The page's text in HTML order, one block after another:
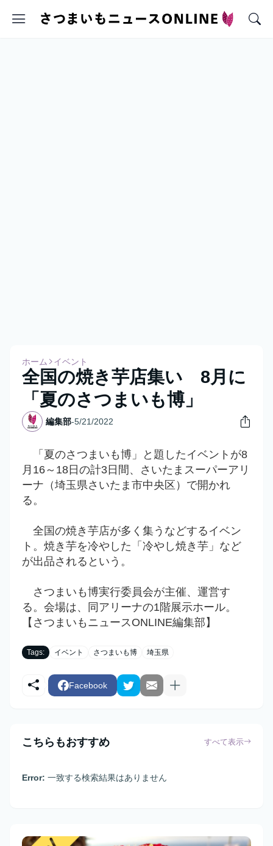
ホーム イベント
全国の焼き芋店集い 8月に
「夏のさつまいも博」
編集部-5/21/2022
「夏のさつまいも博」と題したイベントが8
月16～18日の計3日間、さいたまスーパーアリ
ーナ（埼玉県さいたま市中央区）で開かれ
る。
全国の焼き芋店が多く集うなどするイベン
ト。焼き芋を冷やした「冷やし焼き芋」など
が出品されるという。
さつまいも博実行委員会が主催、運営す
る。会場は、同アリーナの1階展示ホール。
【さつまいもニュースONLINE編集部】
Tags: イベント さつまいも博 埼玉県
Facebook
こちらもおすすめ すべて表示
Error: 一致する検索結果はありません